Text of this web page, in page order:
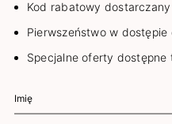
Kod rabatowy
Pierwszeństwo w
Specjalne oferty dostępne